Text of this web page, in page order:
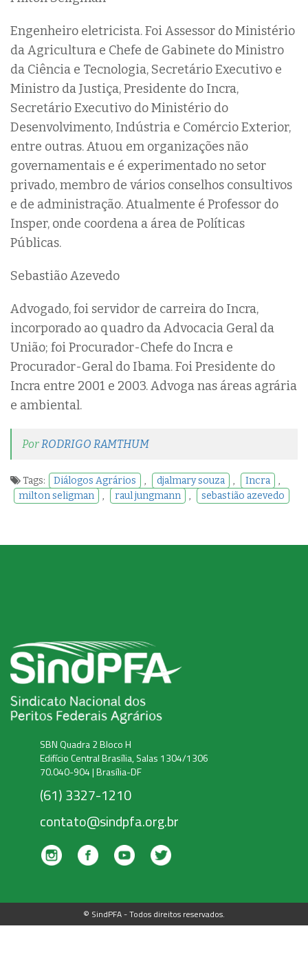
Engenheiro eletricista. Foi Assessor do Ministério
da Agricultura e Chefe de Gabinete do Ministro
da Ciência e Tecnologia, Secretário Executivo e
Ministro da Justiça, Presidente do Incra,
Secretário Executivo do Ministério do
Desenvolvimento, Indústria e Comércio Exterior,
entre outras. Atuou em organizações não
governamentais e é experimentado no setor
privado, membro de vários conselhos consultivos
e de administração. Atualmente é Professor do
Insper, onde coordena a área de Políticas
Públicas.
Sebastião Azevedo
Advogado, foi servidor de carreira do Incra,
incorporado ao quadro da Advocacia Geral da
União; foi Procurador-Chefe do Incra e
Procurador-Geral do Ibama. Foi Presidente do
Incra entre 2001 e 2003. Advoga nas áreas agrária
e ambiental.
PorRODRIGO RAMTHUM
Tags: Diálogos Agrários , djalmary souza , Incra
,
milton seligman
, raul jungmann , sebastião azevedo
SBN Quadra 2 Bloco H
Edifício Central Brasília, Salas 1304/1306
70.040-904 | Brasília-DF
(61) 3327-1210
contato@sindpfa.org.br
© SindPFA - Todos direitos reservados.